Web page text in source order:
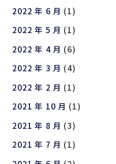
2022 年 6 月 (1)
2022 年 5 月 (1)
2022 年 4 月 (6)
2022 年 3 月 (4)
2022 年 2 月 (1)
2021 年 10 月 (1)
2021 年 8 月 (3)
2021 年 7 月 (1)